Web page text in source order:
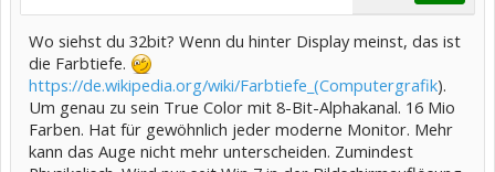
Wo siehst du 32bit? Wenn du hinter Display meinst, das ist
die Farbtiefe.
https://de.wikipedia.org/wiki/Farbtiefe_(Computergrafik).
Um genau zu sein True Color mit 8-Bit-Alphakanal. 16 Mio
Farben. Hat für gewöhnlich jeder moderne Monitor. Mehr
kann das Auge nicht mehr unterscheiden. Zumindest